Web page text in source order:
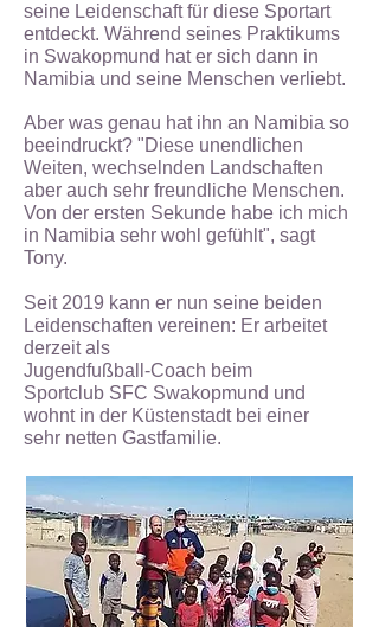
seine Leidenschaft für diese Sportart
entdeckt. Während seines Praktikums
in Swakopmund hat er sich dann in
Namibia und seine Menschen verliebt.
Aber was genau hat ihn an Namibia so
beeindruckt? "Diese unendlichen
Weiten, wechselnden Landschaften
aber auch sehr freundliche Menschen.
Von der ersten Sekunde habe ich mich
in Namibia sehr wohl gefühlt", sagt
Tony.
Seit 2019 kann er nun seine beiden
Leidenschaften vereinen: Er arbeitet
derzeit als
Jugendfußball-Coach beim
Sportclub SFC Swakopmund und
wohnt in der Küstenstadt bei einer
sehr netten Gastfamilie.